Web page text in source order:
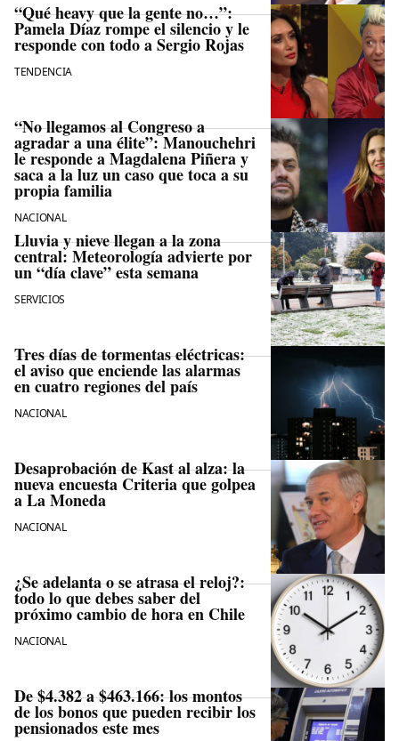
“Qué heavy que la gente no…”:
Pamela Díaz rompe el silencio y le
responde con todo a Sergio Rojas
TENDENCIA
“No llegamos al Congreso a
agradar a una élite”: Manouchehri
le responde a Magdalena Piñera y
saca a la luz un caso que toca a su
propia familia
NACIONAL
Lluvia y nieve llegan a la zona
central: Meteorología advierte por
un “día clave” esta semana
SERVICIOS
Tres días de tormentas eléctricas:
el aviso que enciende las alarmas
en cuatro regiones del país
NACIONAL
Desaprobación de Kast al alza: la
nueva encuesta Criteria que golpea
a La Moneda
NACIONAL
¿Se adelanta o se atrasa el reloj?:
todo lo que debes saber del
próximo cambio de hora en Chile
NACIONAL
De $4.382 a $463.166: los montos
de los bonos que pueden recibir los
pensionados este mes